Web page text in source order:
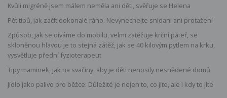
Kvůli migréně jsem málem neměla ani děti, svěřuje se Helena
Pět tipů, jak začít dokonalé ráno. Nevynechejte snídani ani protažení
Způsob, jak se díváme do mobilu, velmi zatěžuje krční páteř, se
skloněnou hlavou je to stejná zátěž, jak se 40 kilovým pytlem na krku,
vysvětluje přední fyzioterapeut
Tipy maminek, jak na svačiny, aby je děti nenosily nesnědené domů
Jídlo jako palivo pro běžce: Důležité je nejen to, co jíte, ale i kdy to jíte